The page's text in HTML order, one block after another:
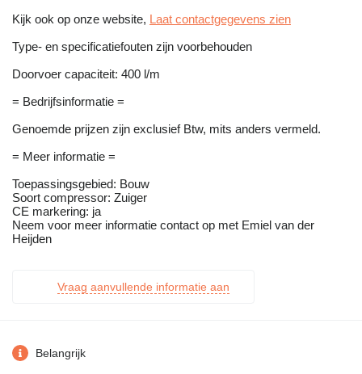
Kijk ook op onze website, Laat contactgegevens zien
Type- en specificatiefouten zijn voorbehouden
Doorvoer capaciteit: 400 l/m
= Bedrijfsinformatie =
Genoemde prijzen zijn exclusief Btw, mits anders vermeld.
= Meer informatie =
Toepassingsgebied: Bouw
Soort compressor: Zuiger
CE markering: ja
Neem voor meer informatie contact op met Emiel van der
Heijden
Vraag aanvullende informatie aan
Belangrijk